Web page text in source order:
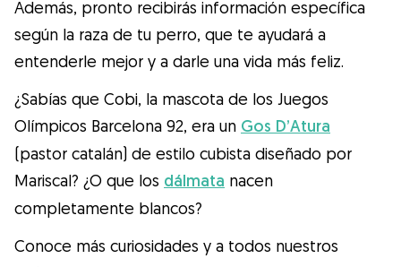
Además, pronto recibirás información específica
según la raza de tu perro, que te ayudará a
entenderle mejor y a darle una vida más feliz.
¿Sabías que Cobi, la mascota de los Juegos
Olímpicos Barcelona 92, era un Gos D’Atura
(pastor catalán) de estilo cubista diseñado por
Mariscal? ¿O que los dálmata nacen
completamente blancos?
Conoce más curiosidades y a todos nuestros